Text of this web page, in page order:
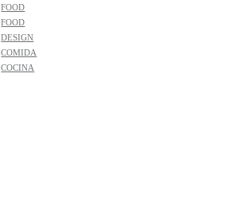
FOOD
FOOD
DESIGN
COMIDA
COCINA